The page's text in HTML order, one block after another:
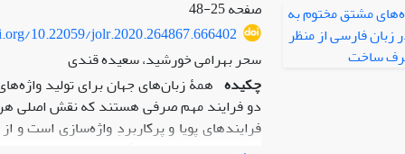
ریتم گفتار با استفاده از برنامة خودکار
عبارت‌اند از: میزان واکه‌ای بودن گفتار،
دو به دوی واکه‌ای نرمال‌سازی شده و سرعت
انجام شد، نشان داد که پارامترهای مناسب در
بودن گفتار و سرعت تولید هستند. اگرچه،
عمل‌ کرده‌اند، هیچ‌کدام از این پارامترها
صفحه25-48
10.22059/jolr.2020.264867.666402
سحر بهرامی خورشید، سعیده قندی
چکیده همۀ زبان‌های جهان برای تولید
دو فرایند مهم صرفی هستند که نقش اصلی
فرایندهای پویا و پرکاربردِ واژه‌سازی است و